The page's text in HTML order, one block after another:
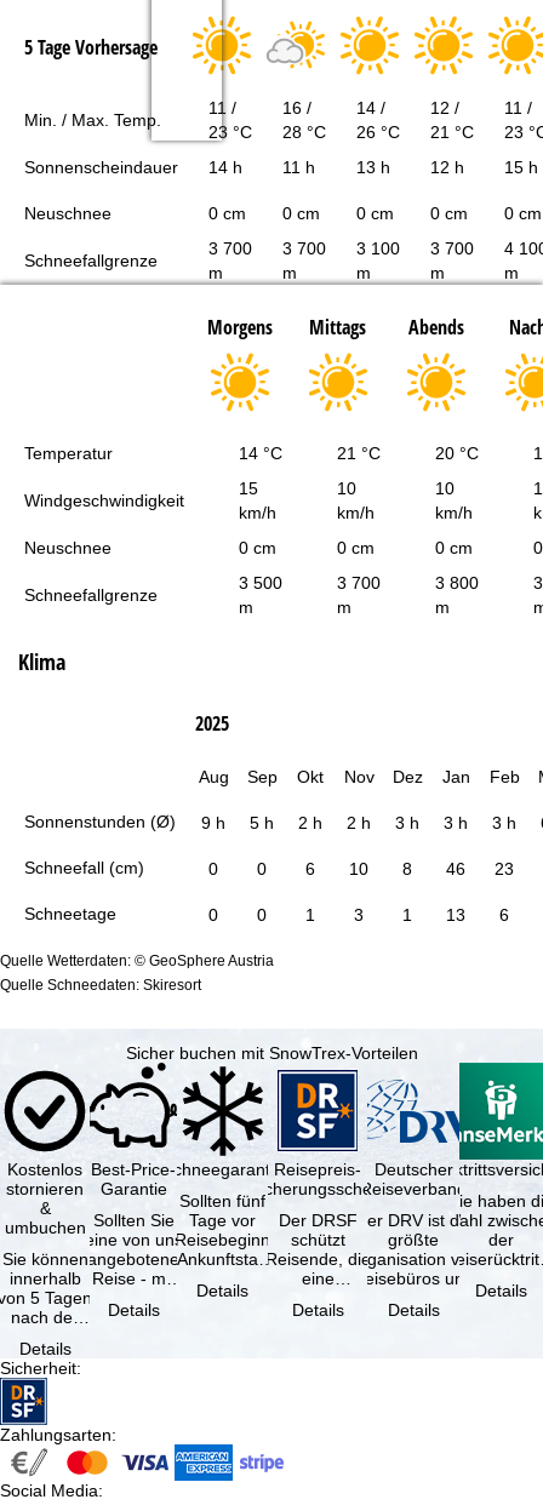
5 Tage Vorhersage
Min. / Max. Temp.
11 /
23 °C
16 /
28 °C
14 /
26 °C
12 /
21 °C
11 /
23
Sonnenscheindauer
14 h 11 h 13 h 12 h 15 h
Neuschnee 0 cm 0 cm 0 cm 0 cm 0 cm
Schneefallgrenze
3 700
m
3 700
m
3 100
m
3 700
m
4
m
Morgens Mittags Abends
Temperatur 14 °C 21 °C 20 °C
Windgeschwindigkeit
15
km/h
10
km/h
10
km/h
Neuschnee
0 cm 0 cm 0 cm
Schneefallgrenze
3 500
m
3 700
m
3 800
m
Klima
Sonnenstunden (Ø)
Schneefall (cm)
Schneetage
2025
Aug Sep Okt Nov Dez Jan Feb
9 h 5 h 2 h 2 h 3 h 3 h 3 h
0 0 6 10 8 46 23
0 0 1 3 1 13 6
Quelle Wetterdaten: © GeoSphere Austria
Quelle Schneedaten: Skiresort
Sicher buchen mit SnowTrex-Vorteilen
Kostenlos
stornieren
&
umbuchen
Sie können
innerhalb
5 Tagen
nach der
kostenfrei
…
Details
Best-Price-
Garantie
Sollten Sie
eine von uns
angebotene
Reise - mit
Verfügbarkeit
Details
Schneegarantie
Sollten fünf
Tage vor
Reisebeginn
(Ankunftstag)
Schneemangel
Details
Reisepreis-
Sicherungsschein
Der DRSF
schützt
Reisende, die
eine
oder
Details
Deutscher
Reiseverband
Der DRV ist die
größte
Organisation von
Reisebüros und
Reiseveranstaltern
in …
Details
Sie haben
Wahl
der
(inklusive
Details
Sicherheit:
Zahlungsarten:
Social Media: